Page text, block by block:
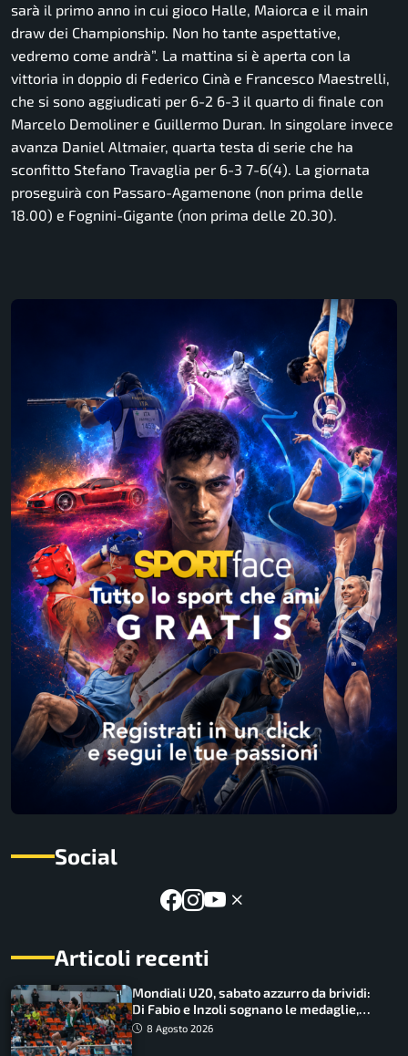
sarà il primo anno in cui gioco Halle, Maiorca e il main
draw dei Championship. Non ho tante aspettative,
vedremo come andrà”. La mattina si è aperta con la
vittoria in doppio di Federico Cinà e Francesco Maestrelli,
che si sono aggiudicati per 6-2 6-3 il quarto di finale con
Marcelo Demoliner e Guillermo Duran. In singolare invece
avanza Daniel Altmaier, quarta testa di serie che ha
sconfitto Stefano Travaglia per 6-3 7-6(4). La giornata
proseguirà con Passaro-Agamenone (non prima delle
18.00) e Fognini-Gigante (non prima delle 20.30).
Social
Articoli recenti
Mondiali U20, sabato azzurro da brividi:
Di Fabio e Inzoli sognano le medaglie,
Castellani e Succo in finale
8 Agosto 2026